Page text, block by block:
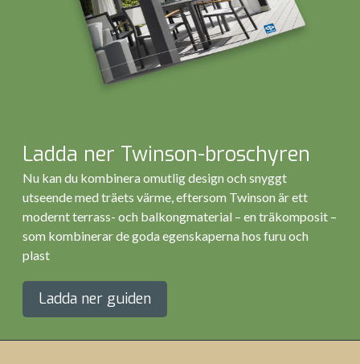
Ladda ner Twinson-broschyren
Nu kan du kombinera omutlig design och snyggt
utseende med träets värme, eftersom Twinson är ett
modernt terrass- och balkongmaterial – en träkomposit –
som kombinerar de goda egenskaperna hos furu och
plast
Ladda ner guiden